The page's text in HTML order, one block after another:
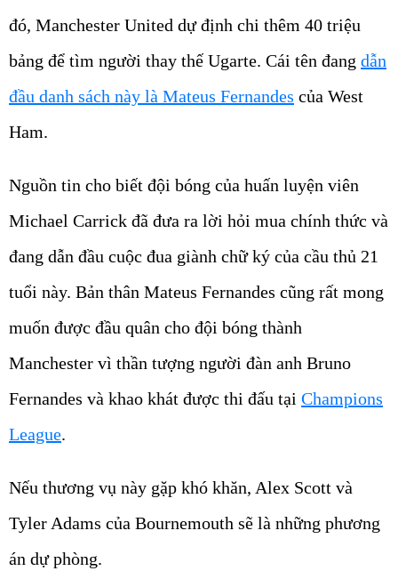
đó, Manchester United dự định chi thêm 40 triệu
bảng để tìm người thay thế Ugarte. Cái tên đang dẫn
đầu danh sách này là Mateus Fernandes của West
Ham.
Nguồn tin cho biết đội bóng của huấn luyện viên
Michael Carrick đã đưa ra lời hỏi mua chính thức và
đang dẫn đầu cuộc đua giành chữ ký của cầu thủ 21
tuổi này. Bản thân Mateus Fernandes cũng rất mong
muốn được đầu quân cho đội bóng thành
Manchester vì thần tượng người đàn anh Bruno
Fernandes và khao khát được thi đấu tại Champions
League.
Nếu thương vụ này gặp khó khăn, Alex Scott và
Tyler Adams của Bournemouth sẽ là những phương
án dự phòng.